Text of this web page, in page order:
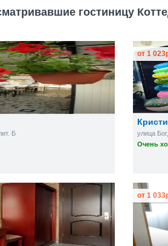
гостиницу
Б
улица
Очень
от 1 023
от 1 033